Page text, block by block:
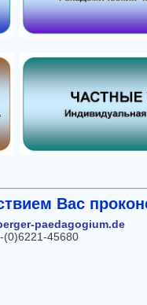
Вас
paedagogium.de
(0)6221-45680